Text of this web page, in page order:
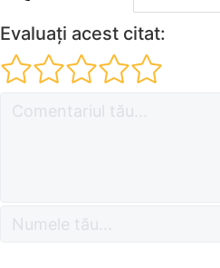
Evaluați acest citat: